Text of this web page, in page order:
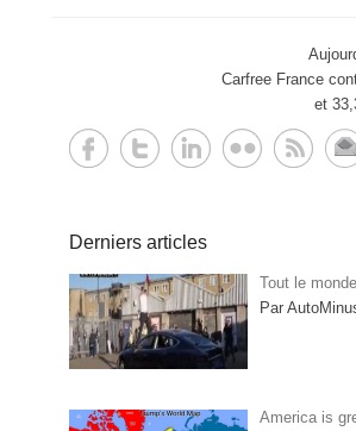
Carfree France
et
Derniers articles
Tout le
Par
America is